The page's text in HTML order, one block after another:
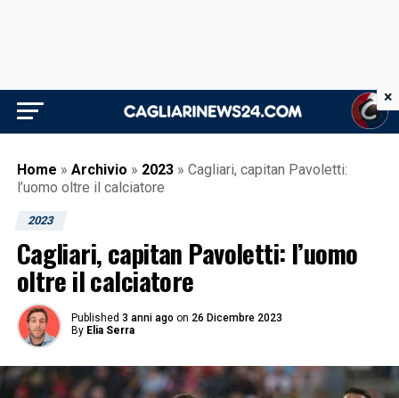
Home » Archivio » 2023 » Cagliari, capitan Pavoletti:
l’uomo oltre il calciatore
2023
Cagliari, capitan Pavoletti: l’uomo
oltre il calciatore
Published 3 anni ago on 26 Dicembre 2023
By Elia Serra
×